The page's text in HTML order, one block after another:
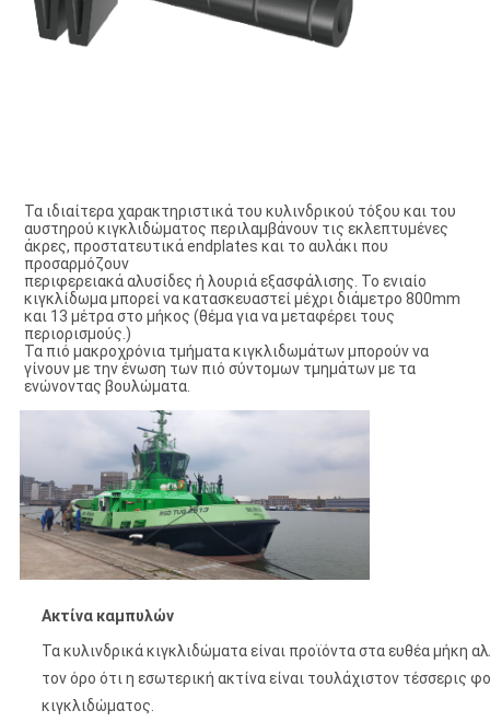
Τα ιδιαίτερα χαρακτηριστικά του κυλινδρικού τόξου και του
αυστηρού κιγκλιδώματος περιλαμβάνουν τις εκλεπτυμένες
άκρες, προστατευτικά endplates και το αυλάκι που
προσαρμόζουν
περιφερειακά αλυσίδες ή λουριά εξασφάλισης. Το ενιαίο
κιγκλίδωμα μπορεί να κατασκευαστεί μέχρι διάμετρο 800mm
και 13 μέτρα στο μήκος (θέμα για να μεταφέρει τους
περιορισμούς.)
Τα πιό μακροχρόνια τμήματα κιγκλιδωμάτων μπορούν να
γίνουν με την ένωση των πιό σύντομων τμημάτων με τα
ενώνοντας βουλώματα.
Ακτίνα καμπυλών
Τα κυλινδρικά κιγκλιδώματα είναι προϊόντα στα ευθέα
τον όρο ότι η εσωτερική ακτίνα είναι τουλάχιστον τέσσερις
κιγκλιδώματος.